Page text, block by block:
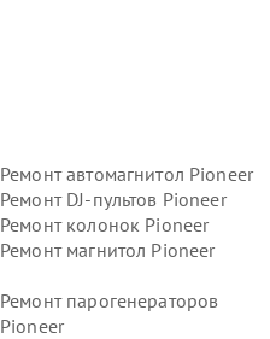
Ремонт автомагнитол Pioneer
Ремонт DJ-пультов Pioneer
Ремонт колонок Pioneer
Ремонт магнитол Pioneer
Ремонт парогенераторов
Pioneer